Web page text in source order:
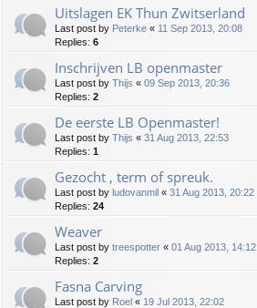
Uitslagen EK Thun Zwitserland
Last post by Peterke « 11 Sep 2013, 20:08
Replies: 6
Inschrijven LB openmaster
Last post by Thijs « 09 Sep 2013, 20:36
Replies: 2
De eerste LB Openmaster!
Last post by Thijs « 31 Aug 2013, 22:53
Replies: 1
Gezocht , term of spreuk.
Last post by ludovanmil « 31 Aug 2013, 20:22
Replies: 24
Weaver
Last post by treespotter « 01 Aug 2013, 14:12
Replies: 2
Fasna Carving
Last post by Roel « 19 Jul 2013, 22:02